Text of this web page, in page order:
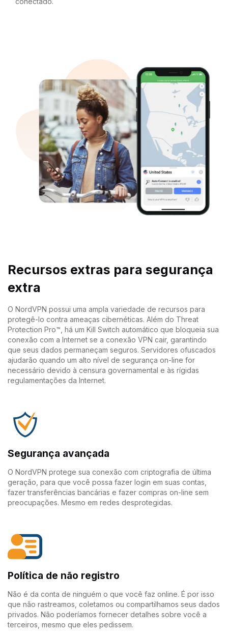
Recursos extras para segurança
extra
O NordVPN possui uma ampla variedade de recursos para
protegê-lo contra ameaças cibernéticas. Além do Threat
Protection Pro™, há um Kill Switch automático que bloqueia sua
conexão com a Internet se a conexão VPN cair, garantindo
que seus dados permaneçam seguros. Servidores ofuscados
ajudarão quando um alto nível de segurança on-line for
necessário devido à censura governamental e às rígidas
regulamentações da Internet.
Segurança avançada
O NordVPN protege sua conexão com criptografia de última
geração, para que você possa fazer login em suas contas,
fazer transferências bancárias e fazer compras on-line sem
preocupações. Mesmo em redes desprotegidas.
Política de não registro
Não é da conta de ninguém o que você faz online. É por isso
que não rastreamos, coletamos ou compartilhamos seus dados
privados. Não poderíamos fornecer detalhes sobre você a
terceiros, mesmo que eles pedissem.